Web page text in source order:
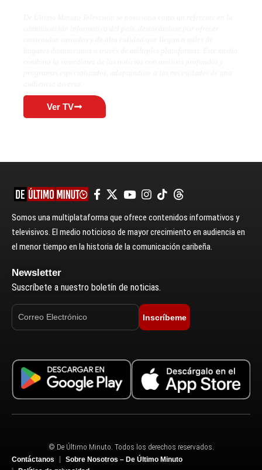
Ver TV
Somos una multiplataforma que ofrece contenidos informativos y
televisivos. El medio noticioso de mayor crecimiento en audiencia en
el menor tiempo en la historia de la comunicación caribeña.
Newsletter
Suscríbete a nuestro boletín de noticias.
Inscríbeme
© De Último Minuto. Todos los derechos reservados.
Contáctanos
Sobre Nosotros – De Último Minuto